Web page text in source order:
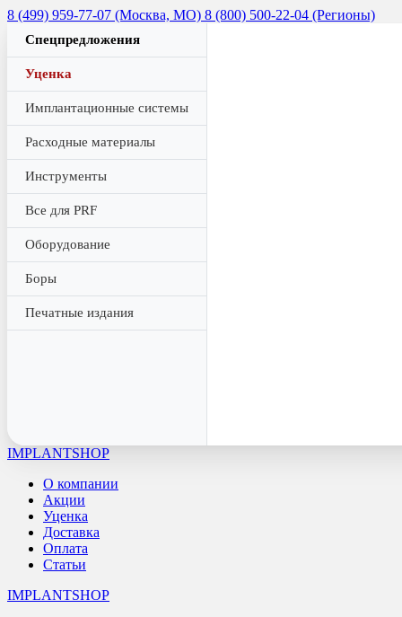
8 (499) 959-77-07 (Москва, МО) 8 (800) 500-22-04 (Регионы)
Спецпредложения
Уценка
Имплантационные системы
Расходные материалы
Инструменты
Все для PRF
Оборудование
Боры
Печатные издания
IMPLANTSHOP
О компании
Акции
Уценка
Доставка
Оплата
Статьи
IMPLANTSHOP